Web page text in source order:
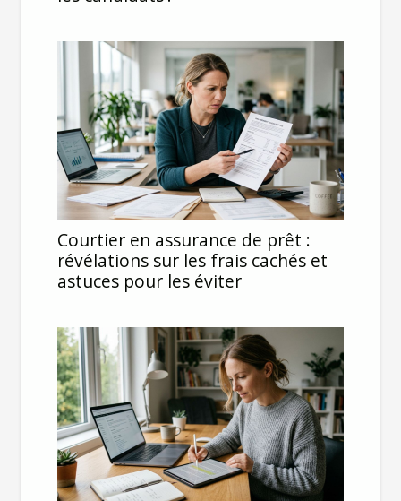
Courtier en assurance de prêt :
révélations sur les frais cachés et
astuces pour les éviter